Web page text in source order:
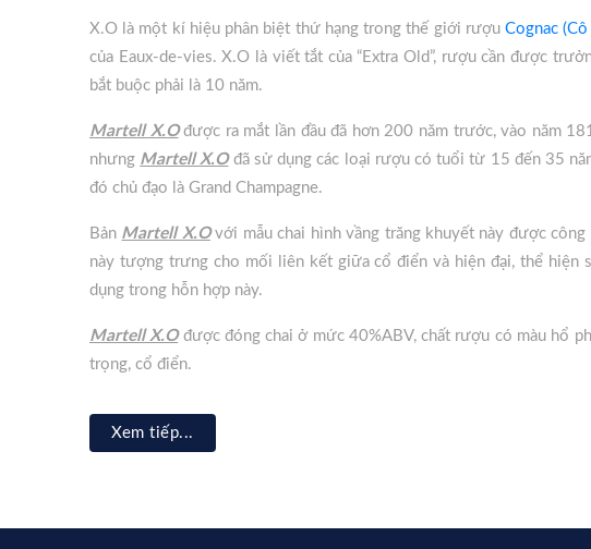
X.O là một kí hiệu phân biệt thứ hạng trong thế giới rượu Cognac (Cô
của Eaux-de-vies. X.O là viết tắt của “Extra Old”, rượu cần được
bắt buộc phải là 10 năm.
Martell X.Ođược ra mắt lần đầu đã hơn 200 năm trước, vào năm
nhưng Martell X.Ođã sử dụng các loại rượu có tuổi từ 15 đến 35
đó chủ đạo là Grand Champagne.
Bản Martell X.Ovới mẫu chai hình vầng trăng khuyết này được
này tượng trưng cho mối liên kết giữa cổ điển và hiện đại, thể
dụng trong hỗn hợp này.
Martell X.Ođược đóng chai ở mức 40%ABV, chất rượu có màu hổ
trọng, cổ điển.
Martell X.O Tasting Notes
Hương: Trái cây khô, quả sung, cà phê và hương hoa (hoa hồng,
Vị: Full body (đầm) nhưng êm dịu với trái cây khô, vani, cà phê, sáp
Xem tiếp...